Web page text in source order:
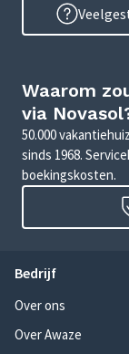
Waarom
via
50.000
sinds 1968.
boekingskosten.
Bedrijf
Over ons
Over Awaze